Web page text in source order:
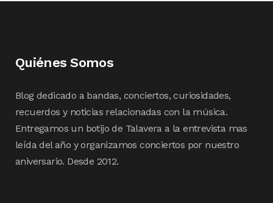
Quiénes Somos
Blog dedicado a bandas, conciertos, curiosidades,
recuerdos y noticias relacionadas con la música.
Entregamos un botijo de Talavera a la entrevista mas
leída del año y organizamos conciertos por nuestro
aniversario. Desde 2012.